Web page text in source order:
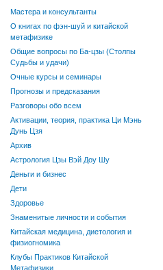
Мастера и консультанты
О книгах по фэн-шуй и китайской
метафизике
Общие вопросы по Ба-цзы (Столпы
Судьбы и удачи)
Очные курсы и семинары
Прогнозы и предсказания
Разговоры обо всем
Активации, теория, практика Ци Мэнь
Дунь Цзя
Архив
Астрология Цзы Вэй Доу Шу
Деньги и бизнес
Дети
Здоровье
Знаменитые личности и события
Китайская медицина, диетология и
физиогномика
Клубы Практиков Китайской
Метафизики